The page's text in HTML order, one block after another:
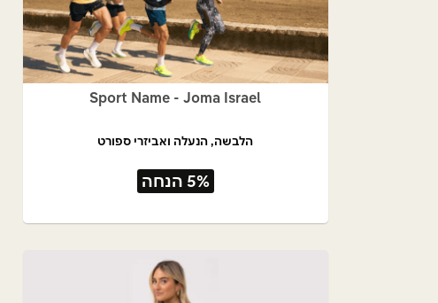
Sport Name - Joma Israel
הלבשה, הנעלה ואביזרי ספורט
5% הנחה